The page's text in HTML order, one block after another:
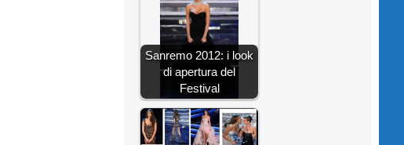
Sanremo 2012: i look
di apertura del
Festival